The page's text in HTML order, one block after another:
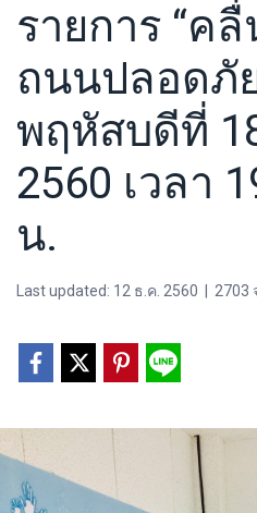
รายการ “ค
ถนนปลอดภั
พฤหัสบดีที่
2560 เวลา
น.
Last updated: 12 ธ.ค. 2560 2703